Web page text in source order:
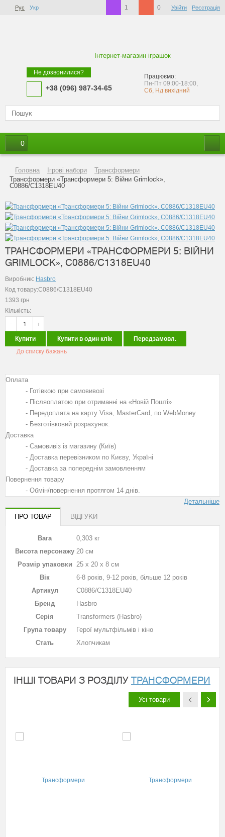
1 0 Увійти Реєстрація
Рус Укр
Інтернет-магазин іграшок
Не дозвонилися?
+38 (096) 987-34-65
Працюємо:
Пн-Пт 09:00-18:00,
Сб, Нд вихідний
0
Головна Ігрові набори
Трансформери
Трансформери «Трансформери 5: Війни Grimlock»,
C0886/C1318EU40
ТРАНСФОРМЕРИ «ТРАНСФОРМЕРИ 5: ВІЙНИ
GRIMLOCK», C0886/C1318EU40
Виробник: Hasbro
Код товару:C0886/C1318EU40
1393 грн
Кількість:
-
+
Купити Купити в один клік
Передзамовл.
До списку бажань
Оплата
- Готівкою при самовивозі
- Післяоплатою при отриманні на «Новій Пошті»
- Передоплата на карту Visa, MasterCard, по WebMoney
- Безготівковий розрахунок.
Доставка
- Самовивіз із магазину (Київ)
- Доставка перевізником по Києву, Україні
- Доставка за попереднім замовленням
Повернення товару
- Обмін/повернення протягом 14 днів.
Детальніше
ПРО ТОВАР
ВІДГУКИ
Вага
0,303 кг
Висота персонажу 20 см
Розмір упаковки 25 х 20 х 8 см
Вік
6-8 років, 9-12 років, більше 12 років
Артикул
C0886/C1318EU40
Бренд
Hasbro
Серія
Transformers (Hasbro)
Група товару
Герої мультфільмів і кіно
Стать
Хлопчикам
ІНШІ ТОВАРИ З РОЗДІЛУ ТРАНСФОРМЕРИ
Усі товари